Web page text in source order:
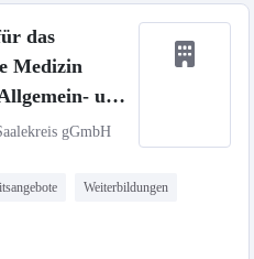
das
Medizin
und
gGmbH
Weiterbildungen